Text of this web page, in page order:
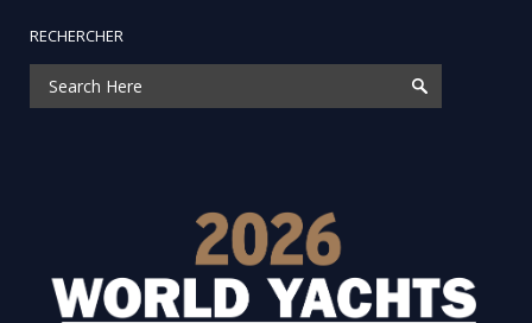
RECHERCHER